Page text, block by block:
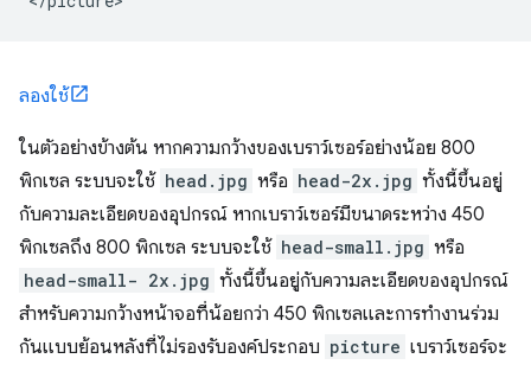
ลองใช้
ในตัวอย่างข้างต้น หากความกว้างของเบราว์เซอร์อย่างน้อย 800
พิกเซล ระบบจะใช้ head.jpg หรือ head-2x.jpg ทั้งนี้ขึ้นอยู่
กับความละเอียดของอุปกรณ์ หากเบราว์เซอร์มีขนาดระหว่าง 450
พิกเซลถึง 800 พิกเซล ระบบจะใช้ head-small.jpg หรือ
head-small- 2x.jpg ทั้งนี้ขึ้นอยู่กับความละเอียดของอุปกรณ์
สำหรับความกว้างหน้าจอที่น้อยกว่า 450 พิกเซลและการทำงานร่วม
กันแบบย้อนหลังที่ไม่รองรับองค์ประกอบ picture เบราว์เซอร์จะ